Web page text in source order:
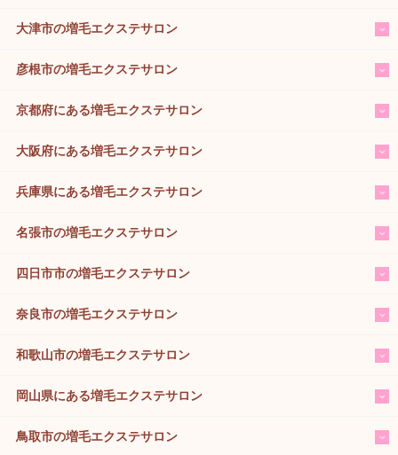
大津市の増毛エクステサロン
彦根市の増毛エクステサロン
京都府にある増毛エクステサロン
大阪府にある増毛エクステサロン
兵庫県にある増毛エクステサロン
名張市の増毛エクステサロン
四日市市の増毛エクステサロン
奈良市の増毛エクステサロン
和歌山市の増毛エクステサロン
岡山県にある増毛エクステサロン
鳥取市の増毛エクステサロン